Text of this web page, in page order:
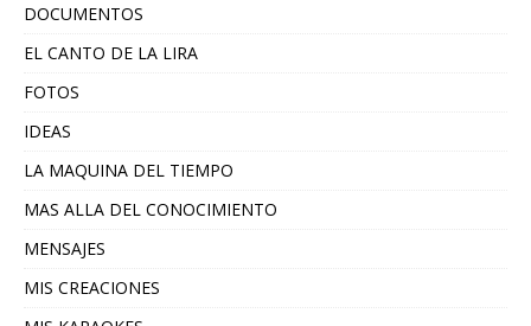
DOCUMENTOS
EL CANTO DE LA LIRA
FOTOS
IDEAS
LA MAQUINA DEL TIEMPO
MAS ALLA DEL CONOCIMIENTO
MENSAJES
MIS CREACIONES